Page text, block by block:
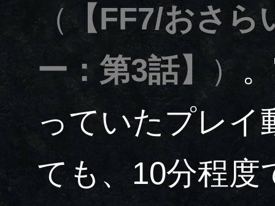
（
【FF7/おさ
ー：第3話】
）
っていたプレイ
ても、10分程度